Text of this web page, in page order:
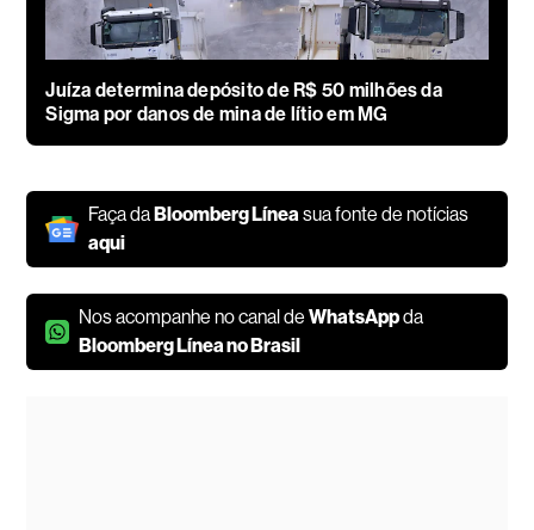
Juíza determina depósito de R$ 50 milhões da
Sigma por danos de mina de lítio em MG
Faça daBloomberg Líneasua fonte de notícias
aqui
Nos acompanhe no canal deWhatsAppda
Bloomberg Línea no Brasil